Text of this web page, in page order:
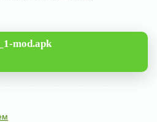
mod.apk